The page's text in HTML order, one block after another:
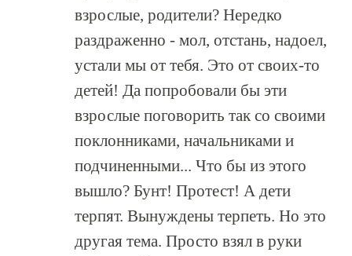
взрослые, родители? Нередко
раздраженно - мол, отстань, надоел,
устали мы от тебя. Это от своих-то
детей! Да попробовали бы эти
взрослые поговорить так со своими
поклонниками, начальниками и
подчиненными... Что бы из этого
вышло? Бунт! Протест! А дети
терпят. Вынуждены терпеть. Но это
другая тема. Просто взял в руки